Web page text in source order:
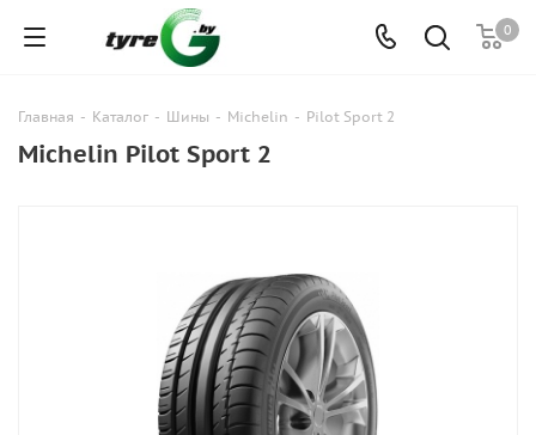
0
Главная - Каталог - Шины - Michelin - Pilot Sport 2
Michelin Pilot Sport 2